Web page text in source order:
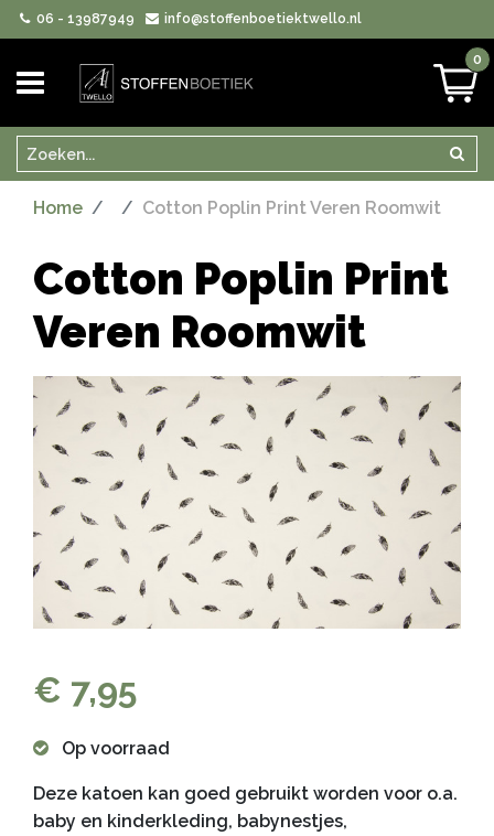
06 - 13987949 info@stoffenboetiektwello.nl
0
Zoeken
Home Cotton Poplin Print Veren Roomwit
Cotton Poplin Print
Veren Roomwit
€ 7,95
Op voorraad
Deze katoen kan goed gebruikt worden voor o.a.
baby en kinderkleding, babynestjes,